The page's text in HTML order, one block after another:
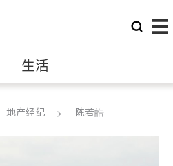
生活
律师
地产经纪 陈若皓